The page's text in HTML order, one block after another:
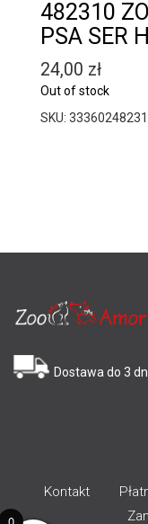
482310
PSA SER
24,00 zł
Out of stock
SKU:
Dostawa do 3
Kontakt